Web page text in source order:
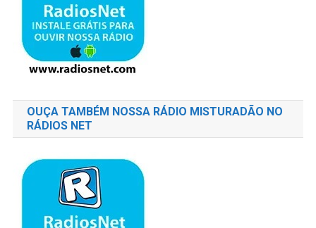
OUÇA TAMBÉM NOSSA RÁDIO MISTURADÃO NO
RÁDIOS NET